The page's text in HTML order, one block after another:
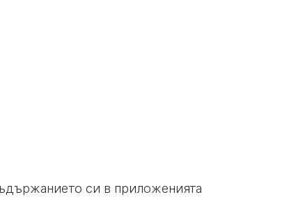
си в приложенията